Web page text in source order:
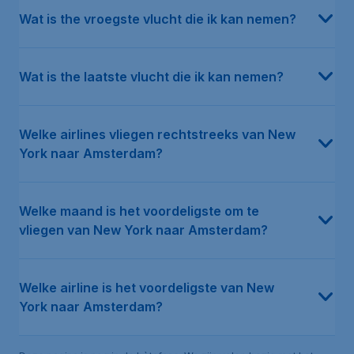
Wat is the vroegste vlucht die ik kan nemen?
Wat is the laatste vlucht die ik kan nemen?
Welke airlines vliegen rechtstreeks van New
York naar Amsterdam?
Welke maand is het voordeligste om te
vliegen van New York naar Amsterdam?
Welke airline is het voordeligste van New
York naar Amsterdam?